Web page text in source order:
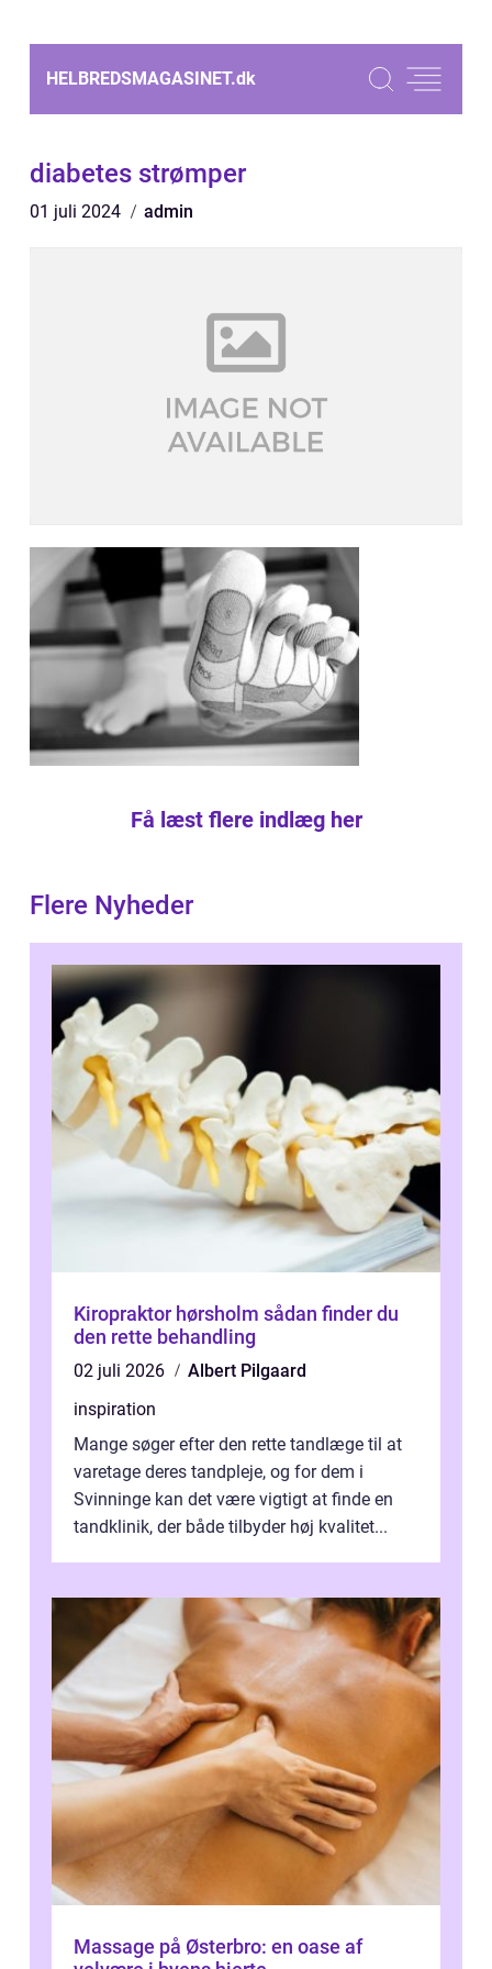
HELBREDSMAGASINET.dk
diabetes strømper
01 juli 2024 admin
Få læst flere indlæg her
Flere Nyheder
Kiropraktor hørsholm sådan finder du
den rette behandling
02 juli 2026
Albert Pilgaard
inspiration
Mange søger efter den rette tandlæge til at
varetage deres tandpleje, og for dem i
Svinninge kan det være vigtigt at finde en
tandklinik, der både tilbyder høj kvalitet...
Massage på Østerbro: en oase af